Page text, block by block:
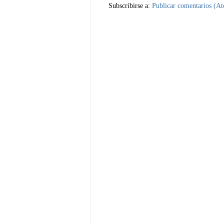
Subscribirse a: Publicar comentarios